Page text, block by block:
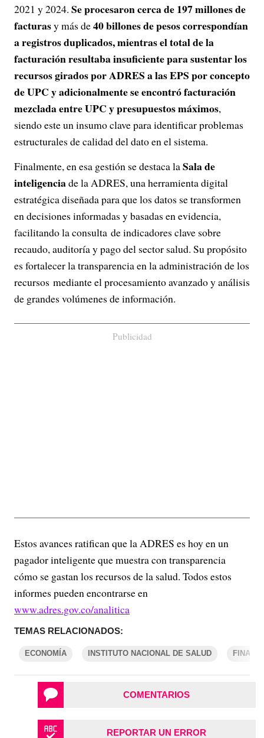
2021 y 2024. Se procesaron cerca de 197 millones de
facturasy más de40 billones de pesos correspondían
a registros duplicados, mientras el total de la
facturación resultaba insuficiente para sustentar los
recursos girados por ADRES a las EPS por concepto
de UPC y adicionalmente se encontró facturación
mezclada entre UPC y presupuestos máximos,
siendo este un insumo clave para identificar problemas
estructurales de calidad del dato en el sistema.
Finalmente, en esa gestión se destaca laSala de
inteligenciade la ADRES, una herramienta digital
estratégica diseñada para que los datos se transformen
en decisiones informadas y basadas en evidencia,
facilitando la consulta de indicadores clave sobre
recaudo, auditoría y pago del sector salud. Su propósito
es fortalecer la transparencia en la administración de los
recursos mediante el procesamiento avanzado y análisis
de grandes volúmenes de información.
Publicidad
Estos avances ratifican que la ADRES es hoy en un
pagador inteligente que muestra con transparencia
cómo se gastan los recursos de la salud. Todos estos
informes pueden encontrarse en
www.adres.gov.co/analitica
TEMAS RELACIONADOS:
ECONOMÍA INSTITUTO NACIONAL DE SALUD
COMENTARIOS
REPORTAR UN ERROR